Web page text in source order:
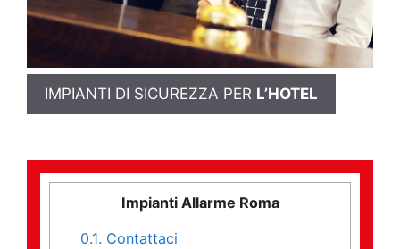
IMPIANTI DI SICUREZZA PER L’HOTEL
Impianti Allarme Roma
0.1. Contattaci